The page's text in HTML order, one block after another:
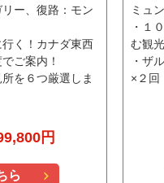
ー、復路：モン
く！カナダ東西
ご案内！
を６つ厳選しま
円
ら
ミュ
１
む観
ザ
×２回